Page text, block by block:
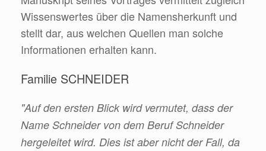
Wissenswertes über die Namensherkunft und
stellt dar, aus welchen Quellen man solche
Informationen erhalten kann.
Familie SCHNEIDER
"Auf den ersten Blick wird vermutet, dass der
Name Schneider von dem Beruf Schneider
hergeleitet wird. Dies ist aber nicht der Fall, da